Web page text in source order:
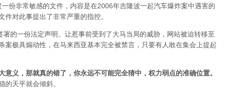
份非常敏感的文件，内容是在2006年吉隆波一起汽车爆炸案中遇害的
对此事提出了非常严重的指控。
署的一份法定声明。让惹事前受到了大马当局的威胁，网站被迫转移至
案极具煽动性，在马来西亚基本完全被禁言，只要有人敢在集会上提起
意义，那就真的错了，你永远不可能完全猜中，权力弱点的准确位置。
的天平就会倾斜。